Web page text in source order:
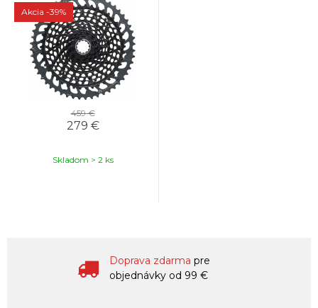
Akcia -39%
459 €
279 €
Skladom > 2 ks
Doprava zdarma pre
objednávky od 99 €